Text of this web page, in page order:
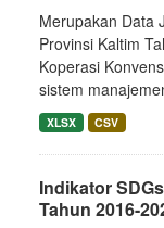
Merupakan Data
Provinsi Kaltim
Koperasi
sistem
XLSX CSV
Indikator
Tahun 2016-